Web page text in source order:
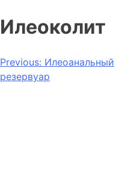
Илеоколит
Previous: Илеоанальный
резервуар